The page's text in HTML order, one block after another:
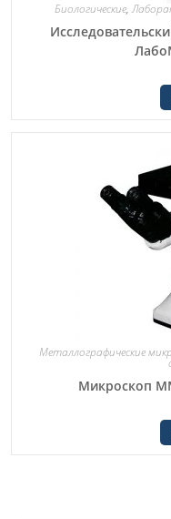
Биологические,
Металлографические
Микроскоп